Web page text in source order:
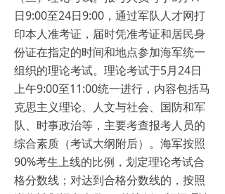
日9:00至24日9:00，通过军队人才网打
印本人准考证，届时凭准考证和居民身
份证在指定的时间和地点参加海军统一
组织的理论考试。理论考试于5月24日
上午9:00至11:00统一进行，内容包括马
克思主义理论、人文与社会、国防和军
队、时事政治等，主要考查报考人员的
综合素质（考试大纲附后）。海军按照
90%考生上线的比例，划定理论考试合
格分数线；对达到合格分数线的，按照